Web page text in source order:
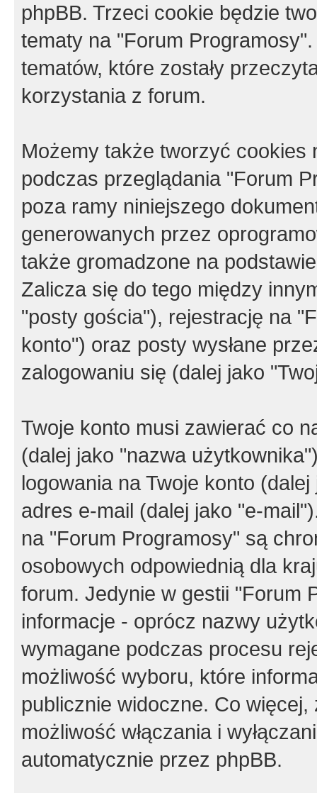
phpBB. Trzeci cookie będzie
tematy na "Forum
tematów, które zostały
korzystania z forum.
Możemy także tworzyć cookies
podczas przeglądania "Forum
poza ramy niniejszego
generowanych przez
także gromadzone na
Zalicza się do tego między
"posty gościa"), rejestrację na
konto") oraz posty wysłane
zalogowaniu się (dalej jako
Twoje konto musi zawierać co
(dalej jako "nazwa
logowania na Twoje konto
adres e-mail (dalej jako "e-
na "Forum Programosy" są
osobowych odpowiednią dla
forum. Jedynie w gestii "Forum
informacje - oprócz nazwy
wymagane podczas procesu
możliwość wyboru, które
publicznie widoczne. Co
możliwość włączania i
automatycznie przez phpBB.